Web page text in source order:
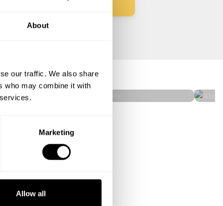
About
our traffic. We also share
who may combine it with
Marketing
Allow all
5 • 4 services